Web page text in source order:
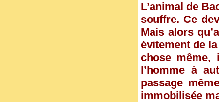
L’animal de
souffre. Ce
Mais alors
évitement de
chose même,
l’homme à
passage
immobilisée